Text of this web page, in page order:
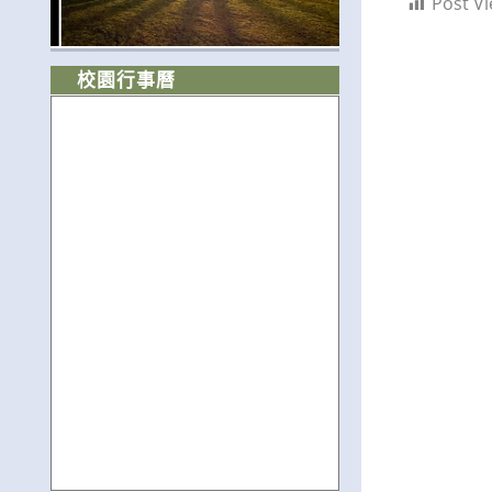
校園行事曆